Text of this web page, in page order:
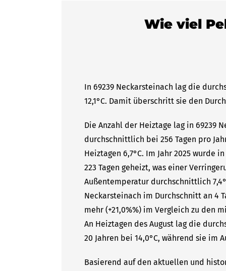
Wie viel
In 69239 Neckarsteinach lag die
12,1°C. Damit überschritt sie den
Die Anzahl der Heiztage lag in 69239
durchschnittlich bei 256 Tagen pro
Heiztagen 6,7°C. Im Jahr 2025 wurde
223 Tagen geheizt, was einer
Außentemperatur durchschnittlich
Neckarsteinach im Durchschnitt an 4
mehr (+21,0%%) im Vergleich zu den
An Heiztagen des August lag die
20 Jahren bei 14,0°C, während sie im
Basierend auf den aktuellen und